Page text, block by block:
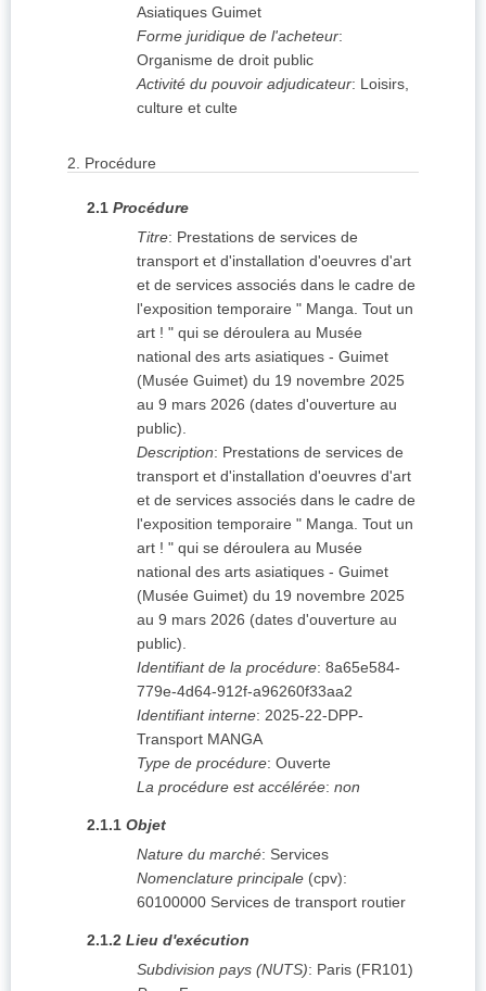
Asiatiques Guimet
Forme juridique de l'acheteur:
Organisme de droit public
Activité du pouvoir adjudicateur: Loisirs,
culture et culte
2. Procédure
2.1 Procédure
Titre: Prestations de services de
transport et d'installation d'oeuvres d'art
et de services associés dans le cadre de
l'exposition temporaire " Manga. Tout un
art ! " qui se déroulera au Musée
national des arts asiatiques - Guimet
(Musée Guimet) du 19 novembre 2025
au 9 mars 2026 (dates d'ouverture au
public).
Description: Prestations de services de
transport et d'installation d'oeuvres d'art
et de services associés dans le cadre de
l'exposition temporaire " Manga. Tout un
art ! " qui se déroulera au Musée
national des arts asiatiques - Guimet
(Musée Guimet) du 19 novembre 2025
au 9 mars 2026 (dates d'ouverture au
public).
Identifiant de la procédure: 8a65e584-
779e-4d64-912f-a96260f33aa2
Identifiant interne: 2025-22-DPP-
Transport MANGA
Type de procédure: Ouverte
La procédure est accélérée: non
2.1.1 Objet
Nature du marché: Services
Nomenclature principale (cpv):
60100000 Services de transport routier
2.1.2 Lieu d'exécution
Subdivision pays (NUTS): Paris (FR101)